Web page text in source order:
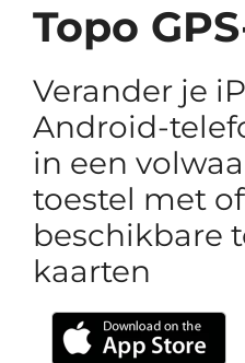
Topo
Verander je
Android-
in een
toestel met
beschikbare
kaarten